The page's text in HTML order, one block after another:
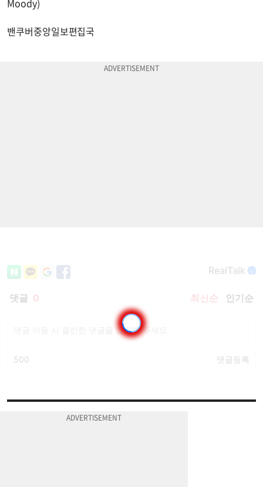
Moody)
밴쿠버중앙일보편집국